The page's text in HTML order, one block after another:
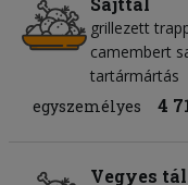
grillezett
camembert
tartármártás
egyszemélyes
4
Vegyes